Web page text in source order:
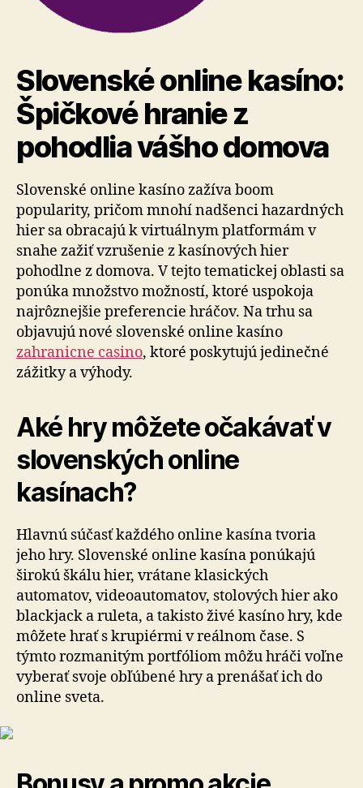
Slovenské online kasíno:
Špičkové hranie z
pohodlia vášho domova
Slovenské online kasíno zažíva boom
popularity, pričom mnohí nadšenci hazardných
hier sa obracajú k virtuálnym platformám v
snahe zažiť vzrušenie z kasínových hier
pohodlne z domova. V tejto tematickej oblasti sa
ponúka množstvo možností, ktoré uspokoja
najrôznejšie preferencie hráčov. Na trhu sa
objavujú nové slovenské online kasíno
zahranicne casino, ktoré poskytujú jedinečné
zážitky a výhody.
Aké hry môžete očakávať v
slovenských online
kasínach?
Hlavnú súčasť každého online kasína tvoria
jeho hry. Slovenské online kasína ponúkajú
širokú škálu hier, vrátane klasických
automatov, videoautomatov, stolových hier ako
blackjack a ruleta, a takisto živé kasíno hry, kde
môžete hrať s krupiérmi v reálnom čase. S
týmto rozmanitým portfóliom môžu hráči voľne
vyberať svoje obľúbené hry a prenášať ich do
online sveta.